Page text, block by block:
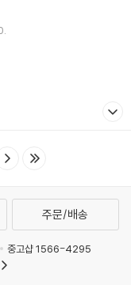
주문/배송
중고샵 1566-4295